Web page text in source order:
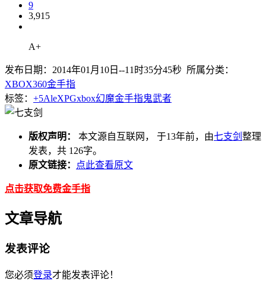
9
3,915
A+
发布日期：2014年01月10日--11时35分45秒 所属分类：
XBOX360金手指
标签： +5AleXPGxbox幻魔金手指鬼武者
版权声明： 本文源自互联网， 于13年前，由七支剑 整理
发表，共 126字。
原文链接：
点此查看原文
点击获取免费金手指
文章导航
发表评论
您必须登录才能发表评论！